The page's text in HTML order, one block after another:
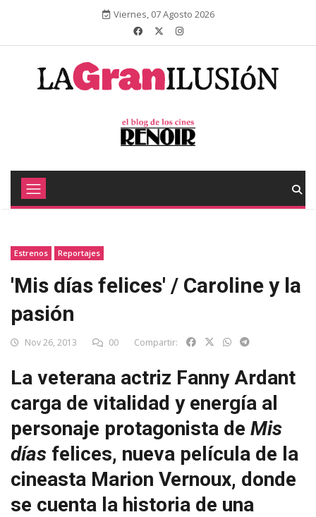
Viernes, 07 Agosto 2026
Estrenos Reportajes
'Mis días felices' / Caroline y la
pasión
Nov 26, 2013 00 Compartir:
La veterana actriz Fanny Ardant
carga de vitalidad y energía al
personaje protagonista de Mis
días felices, nueva película de la
cineasta Marion Vernoux, donde
se cuenta la historia de una